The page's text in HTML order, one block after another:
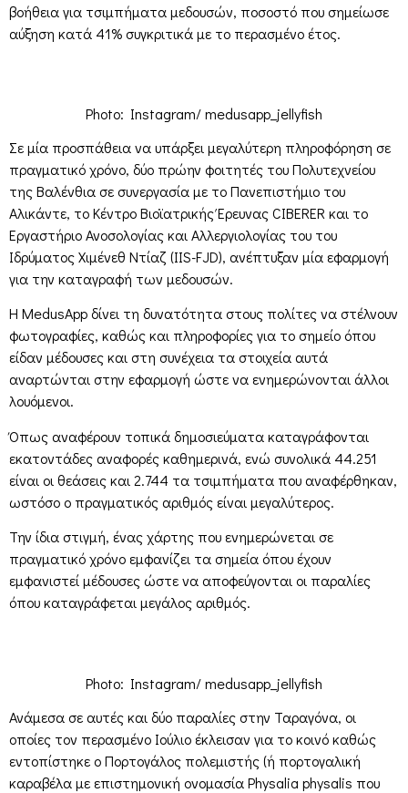
βοήθεια για τσιμπήματα μεδουσών, ποσοστό που σημείωσε
αύξηση κατά 41% συγκριτικά με το περασμένο έτος.
Photo: Instagram/ medusapp_jellyfish
Σε μία προσπάθεια να υπάρξει μεγαλύτερη πληροφόρηση σε
πραγματικό χρόνο, δύο πρώην φοιτητές του Πολυτεχνείου
της Βαλένθια σε συνεργασία με το Πανεπιστήμιο του
Αλικάντε, το Κέντρο Βιοϊατρικής Έρευνας CIBERER και το
Εργαστήριο Ανοσολογίας και Αλλεργιολογίας του του
Ιδρύματος Χιμένεθ Ντίαζ (IIS-FJD), ανέπτυξαν μία εφαρμογή
για την καταγραφή των μεδουσών.
Η MedusApp δίνει τη δυνατότητα στους πολίτες να στέλνουν
φωτογραφίες, καθώς και πληροφορίες για το σημείο όπου
είδαν μέδουσες και στη συνέχεια τα στοιχεία αυτά
αναρτώνται στην εφαρμογή ώστε να ενημερώνονται άλλοι
λουόμενοι.
Όπως αναφέρουν τοπικά δημοσιεύματα καταγράφονται
εκατοντάδες αναφορές καθημερινά, ενώ συνολικά 44.251
είναι οι θεάσεις και 2.744 τα τσιμπήματα που αναφέρθηκαν,
ωστόσο ο πραγματικός αριθμός είναι μεγαλύτερος.
Την ίδια στιγμή, ένας χάρτης που ενημερώνεται σε
πραγματικό χρόνο εμφανίζει τα σημεία όπου έχουν
εμφανιστεί μέδουσες ώστε να αποφεύγονται οι παραλίες
όπου καταγράφεται μεγάλος αριθμός.
Photo: Instagram/ medusapp_jellyfish
Ανάμεσα σε αυτές και δύο παραλίες στην Ταραγόνα, οι
οποίες τον περασμένο Ιούλιο έκλεισαν για το κοινό καθώς
εντοπίστηκε ο Πορτογάλος πολεμιστής (ή πορτογαλική
καραβέλα με επιστημονική ονομασία Physalia physalis που